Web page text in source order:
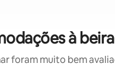
à
foram muito bem